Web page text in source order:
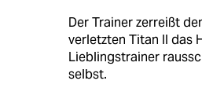
Der Trainer zerreißt
verletzten Titan II das
Lieblingstrainer
selbst.